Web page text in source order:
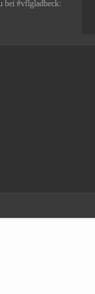
bei #vflgladbeck: